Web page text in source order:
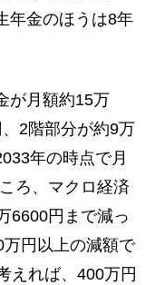
年金のほうは8年
が月額約15万
2階部分が約9万
年の時点で月
ろ、マクロ経済
6600円まで減っ
円以上の減額で
えれば、400万円